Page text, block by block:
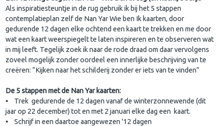
Als inspiratiesteuntje in de rug gebruik ik bij het 5 stappen
contemplatieplan zelf de Nan Yar Wie ben Ik kaarten, door
gedurende 12 dagen elke ochtend een kaart te trekken en me door
wat een kaart weerspiegelt te laten inspireren en te observeren wat
in mij leeft. Tegelijk zoek ik naar de rode draad om daar vervolgens
zoveel mogelijk zonder oordeel een innerlijke beschrijving van te
creëren: “Kijken naar het schilderij zonder er iets van te vinden”
De 5 stappen met de Nan Yar kaarten:
• Trek gedurende de 12 dagen vanaf de winterzonnewende (dit
jaar op 22 december) tot en met 2 januari elke dag een kaart.
• Schrijf in een daartoe aangewezen '12 dagen